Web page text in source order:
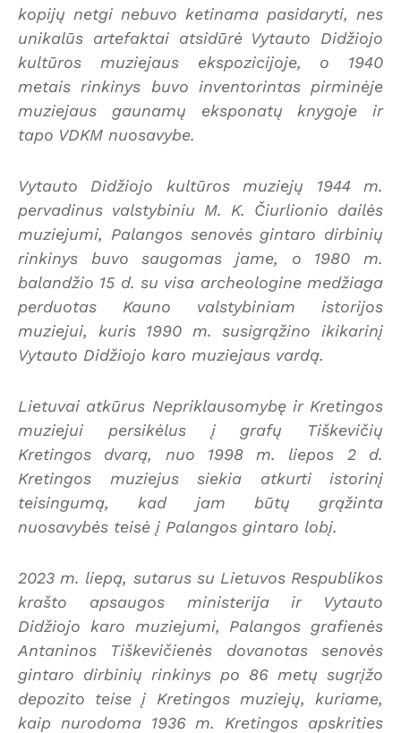
kopijų netgi nebuvo ketinama pasidaryti, nes
unikalūs artefaktai atsidūrė Vytauto Didžiojo
kultūros muziejaus ekspozicijoje, o 1940
metais rinkinys buvo inventorintas pirminėje
muziejaus gaunamų eksponatų knygoje ir
tapo VDKM nuosavybe.
Vytauto Didžiojo kultūros muziejų 1944 m.
pervadinus valstybiniu M. K. Čiurlionio dailės
muziejumi, Palangos senovės gintaro dirbinių
rinkinys buvo saugomas jame, o 1980 m.
balandžio 15 d. su visa archeologine medžiaga
perduotas Kauno valstybiniam istorijos
muziejui, kuris 1990 m. susigrąžino ikikarinį
Vytauto Didžiojo karo muziejaus vardą.
Lietuvai atkūrus Nepriklausomybę ir Kretingos
muziejui persikėlus į grafų Tiškevičių
Kretingos dvarą, nuo 1998 m. liepos 2 d.
Kretingos muziejus siekia atkurti istorinį
teisingumą, kad jam būtų grąžinta
nuosavybės teisė į Palangos gintaro lobį.
2023 m. liepą, sutarus su Lietuvos Respublikos
krašto apsaugos ministerija ir Vytauto
Didžiojo karo muziejumi, Palangos grafienės
Antaninos Tiškevičienės dovanotas senovės
gintaro dirbinių rinkinys po 86 metų sugrįžo
depozito teise į Kretingos muziejų, kuriame,
kaip nurodoma 1936 m. Kretingos apskrities